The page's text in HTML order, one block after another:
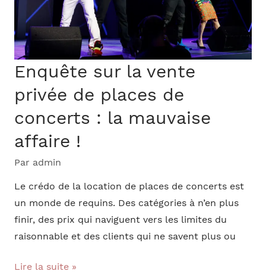
les
bons
d’achat
de
parrainage
Enquête sur la vente
privée de places de
concerts : la mauvaise
affaire !
Par admin
Le crédo de la location de places de concerts est
un monde de requins. Des catégories à n’en plus
finir, des prix qui naviguent vers les limites du
raisonnable et des clients qui ne savent plus ou
Enquête
Lire la suite »